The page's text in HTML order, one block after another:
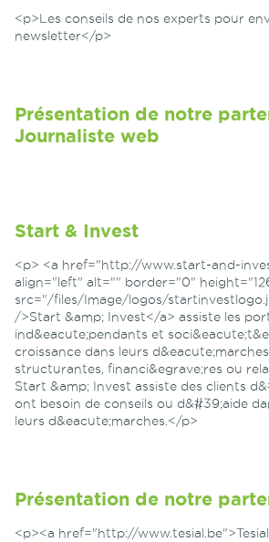
<p>Les conseils de nos experts pour
newsletter</p>
Présentation de notre
Journaliste web
Start & Invest
<p> <a href="http://www.start-and-
align="left" alt="" border="0"
src="/files/Image/logos/
/>Start &amp; Invest</a> assiste les
ind&eacute;pendants et
croissance dans leurs
structurantes, financi&egrave;res ou
Start &amp; Invest assiste des clients
ont besoin de conseils ou d&#39;aide
leurs d&eacute;marches.</p>
Présentation de notre
<p><a href="http://